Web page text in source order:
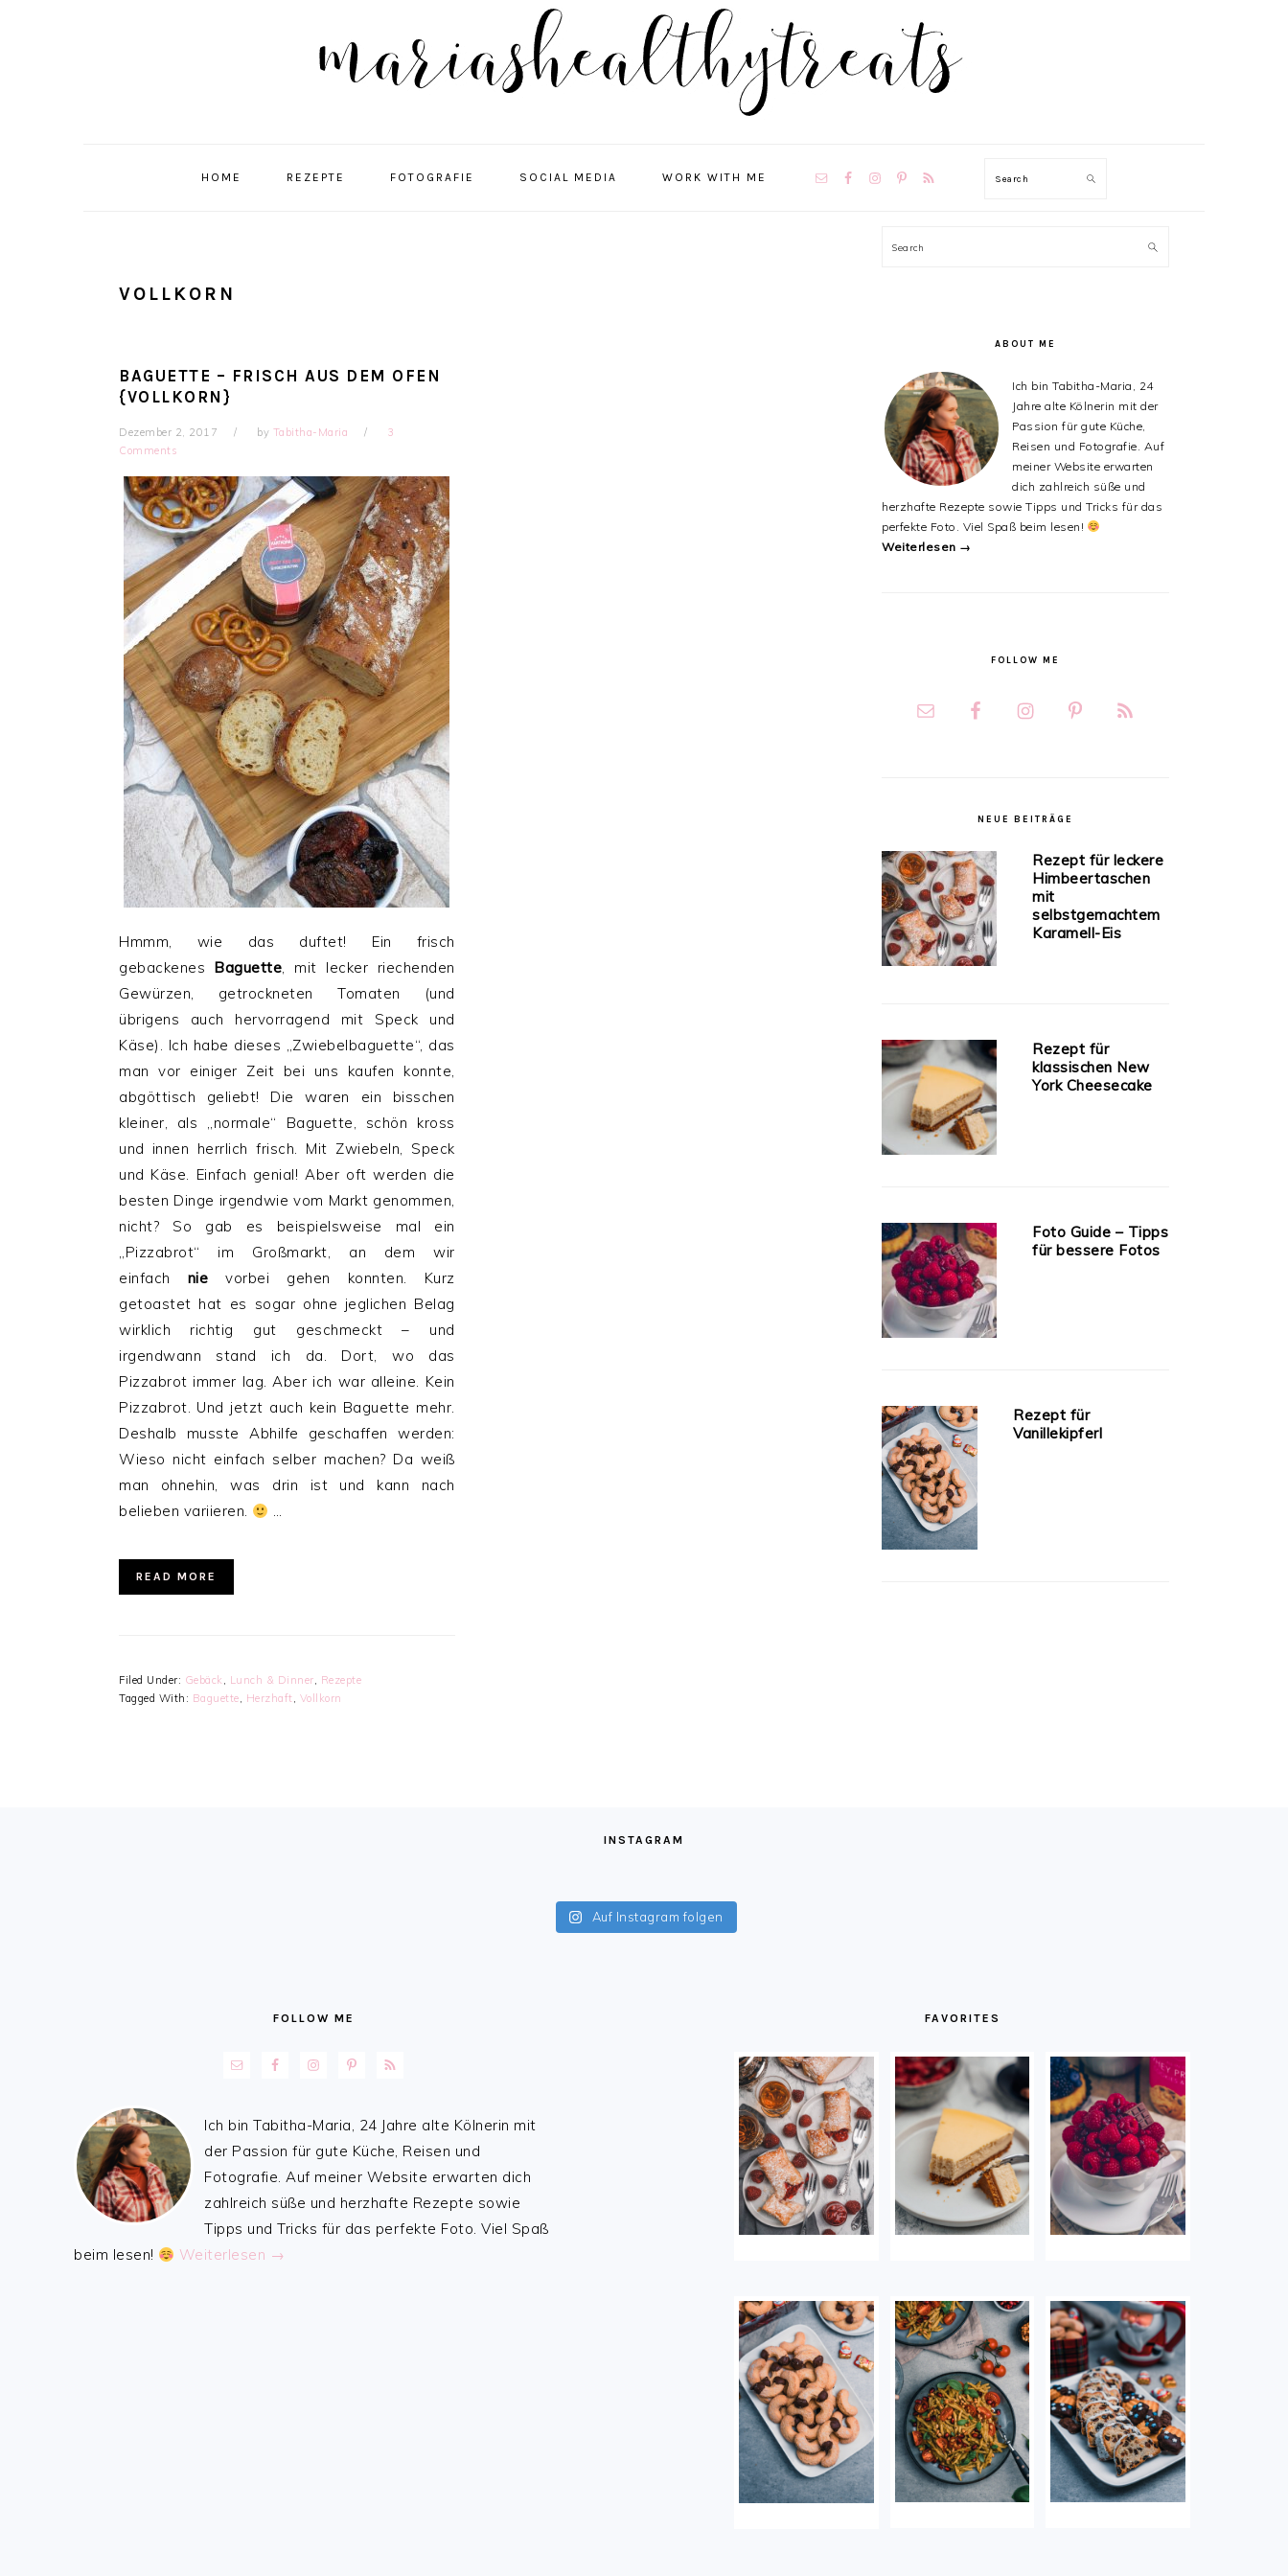
HOME REZEPTE FOTOGRAFIE SOCIAL MEDIA WORK WITH ME
NAVIGATION
MENU:
Search
VOLLKORN
BAGUETTE – FRISCH AUS DEM OFEN
{VOLLKORN}
Dezember 2, 2017 by Tabitha-Maria
3
Comments
Hmmm, wie das duftet! Ein frisch
gebackenes Baguette, mit lecker riechenden
Gewürzen, getrockneten Tomaten (und
übrigens auch hervorragend mit Speck und
Käse). Ich habe dieses „Zwiebelbaguette“, das
man vor einiger Zeit bei uns kaufen konnte,
abgöttisch geliebt! Die waren ein bisschen
kleiner, als „normale“ Baguette, schön kross
und innen herrlich frisch. Mit Zwiebeln, Speck
und Käse. Einfach genial! Aber oft werden die
besten Dinge irgendwie vom Markt genommen,
nicht? So gab es beispielsweise mal ein
„Pizzabrot“ im Großmarkt, an dem wir
einfach nie vorbei gehen konnten. Kurz
getoastet hat es sogar ohne jeglichen Belag
wirklich richtig gut geschmeckt – und
irgendwann stand ich da. Dort, wo das
Pizzabrot immer lag. Aber ich war alleine. Kein
Pizzabrot. Und jetzt auch kein Baguette mehr.
Deshalb musste Abhilfe geschaffen werden:
Wieso nicht einfach selber machen? Da weiß
man ohnehin, was drin ist und kann nach
belieben variieren.
…
READ MORE
Filed Under: Gebäck, Lunch & Dinner, Rezepte
Tagged With: Baguette, Herzhaft, Vollkorn
SIDEBAR
Search
ABOUT ME
Ich bin Tabitha-Maria, 24
Jahre alte Kölnerin mit der
Passion für gute Küche,
Reisen und Fotografie. Auf
meiner Website erwarten
dich zahlreich süße und
herzhafte Rezepte sowie Tipps und Tricks für das
perfekte Foto. Viel Spaß beim lesen!
Weiterlesen →
FOLLOW ME
NEUE BEITRÄGE
Rezept für leckere
Himbeertaschen
mit
selbstgemachtem
Karamell-Eis
Rezept für
klassischen New
York Cheesecake
Foto Guide – Tipps
für bessere Fotos
Rezept für
Vanillekipferl
INSTAGRAM
Auf Instagram folgen
FOLLOW ME
Ich bin Tabitha-Maria, 24 Jahre alte Kölnerin mit
der Passion für gute Küche, Reisen und
Fotografie. Auf meiner Website erwarten dich
zahlreich süße und herzhafte Rezepte sowie
Tipps und Tricks für das perfekte Foto. Viel Spaß
beim lesen!
Weiterlesen →
FAVORITES